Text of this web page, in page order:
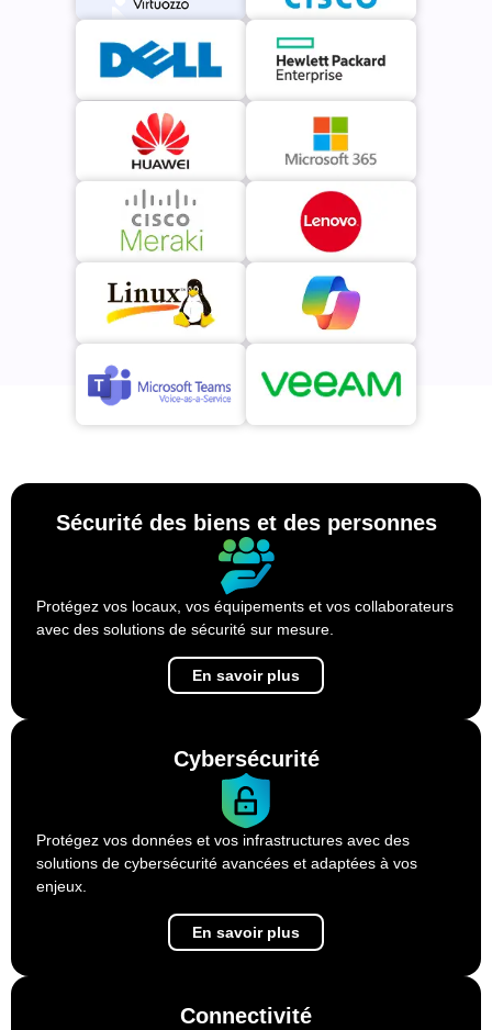
Sécurité des biens et des personnes
Protégez vos locaux, vos équipements et vos collaborateurs
avec des solutions de sécurité sur mesure.
En savoir plus
Cybersécurité
Protégez vos données et vos infrastructures avec des
solutions de cybersécurité avancées et adaptées à vos
enjeux.
En savoir plus
Connectivité